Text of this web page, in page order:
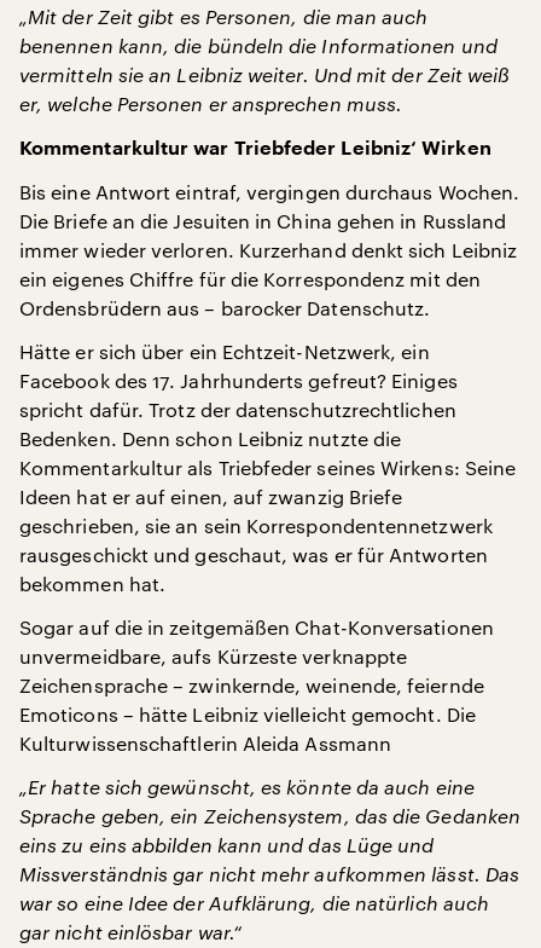
„Mit der Zeit gibt es Personen, die man auch
benennen kann, die bündeln die Informationen und
vermitteln sie an Leibniz weiter. Und mit der Zeit weiß
er, welche Personen er ansprechen muss.
Kommentarkultur war Triebfeder Leibniz‘ Wirken
Bis eine Antwort eintraf, vergingen durchaus Wochen.
Die Briefe an die Jesuiten in China gehen in Russland
immer wieder verloren. Kurzerhand denkt sich Leibniz
ein eigenes Chiffre für die Korrespondenz mit den
Ordensbrüdern aus – barocker Datenschutz.
Hätte er sich über ein Echtzeit-Netzwerk, ein
Facebook des 17. Jahrhunderts gefreut? Einiges
spricht dafür. Trotz der datenschutzrechtlichen
Bedenken. Denn schon Leibniz nutzte die
Kommentarkultur als Triebfeder seines Wirkens: Seine
Ideen hat er auf einen, auf zwanzig Briefe
geschrieben, sie an sein Korrespondentennetzwerk
rausgeschickt und geschaut, was er für Antworten
bekommen hat.
Sogar auf die in zeitgemäßen Chat-Konversationen
unvermeidbare, aufs Kürzeste verknappte
Zeichensprache – zwinkernde, weinende, feiernde
Emoticons – hätte Leibniz vielleicht gemocht. Die
Kulturwissenschaftlerin Aleida Assmann
„Er hatte sich gewünscht, es könnte da auch eine
Sprache geben, ein Zeichensystem, das die Gedanken
eins zu eins abbilden kann und das Lüge und
Missverständnis gar nicht mehr aufkommen lässt. Das
war so eine Idee der Aufklärung, die natürlich auch
gar nicht einlösbar war.“